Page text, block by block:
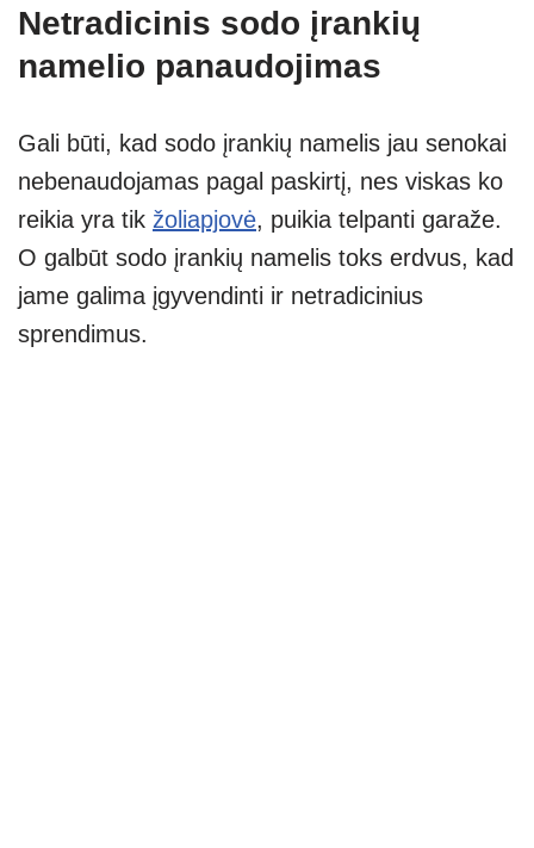
Netradicinis sodo įrankių
namelio panaudojimas
Gali būti, kad sodo įrankių namelis jau senokai
nebenaudojamas pagal paskirtį, nes viskas ko
reikia yra tik žoliapjovė, puikia telpanti garaže.
O galbūt sodo įrankių namelis toks erdvus, kad
jame galima įgyvendinti ir netradicinius
sprendimus.